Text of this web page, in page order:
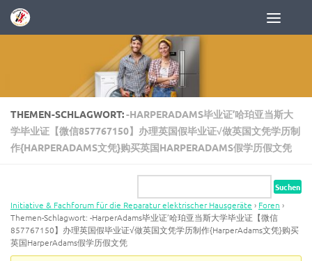
Zum Inhalt springen
THEMEN-SCHLAGWORT:-HARPERADAMS毕业证’哈珀亚当斯大
学毕业证【微信857767150】办理英国假毕业证√做英国文凭学历制
作{HARPERADAMS文凭}购买英国HARPERADAMS假学历假文凭
Initiative & Fachforum für die Reparatur elektrischer Hausgeräte › Foren ›
Themen-Schlagwort: -HarperAdams毕业证’哈珀亚当斯大学毕业证【微信
857767150】办理英国假毕业证√做英国文凭学历制作{HarperAdams文凭}购买
英国HarperAdams假学历假文凭